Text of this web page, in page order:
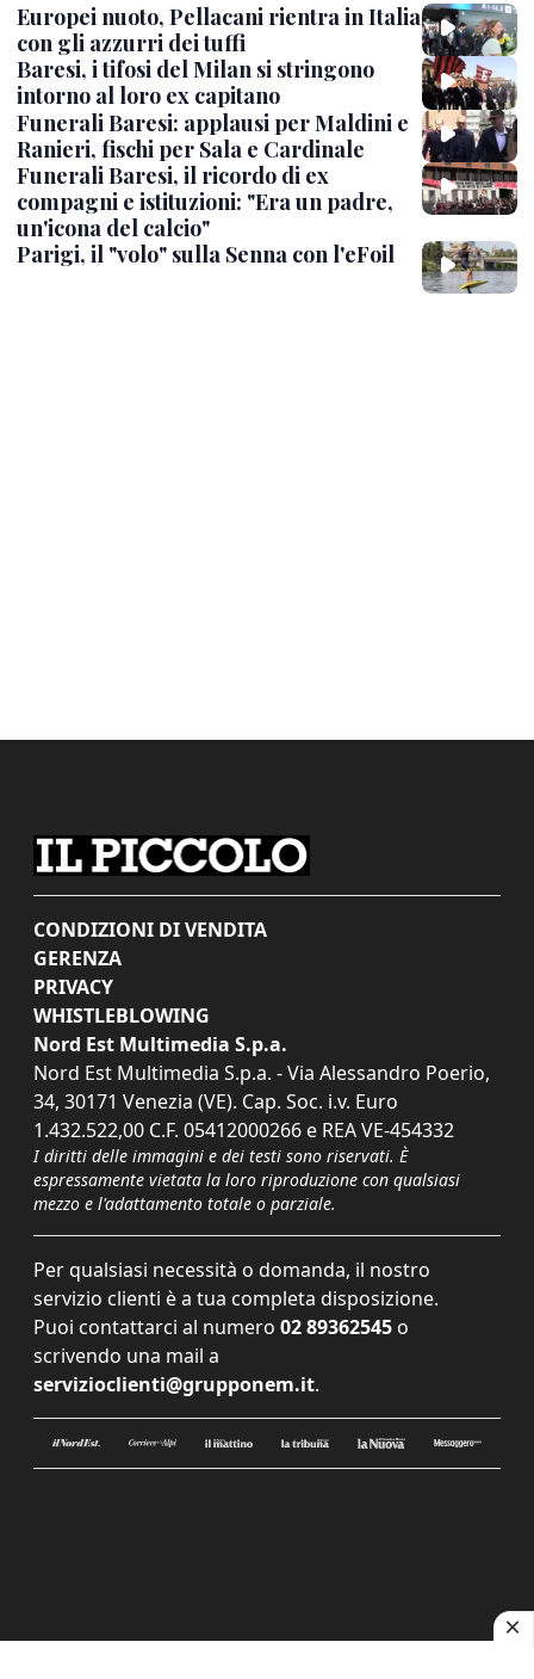
Europei nuoto, Pellacani rientra in Italia
con gli azzurri dei tuffi
Baresi, i tifosi del Milan si stringono
intorno al loro ex capitano
Funerali Baresi: applausi per Maldini e
Ranieri, fischi per Sala e Cardinale
Funerali Baresi, il ricordo di ex
compagni e istituzioni: "Era un padre,
un'icona del calcio"
Parigi, il "volo" sulla Senna con l'eFoil
CONDIZIONI DI VENDITA
GERENZA
PRIVACY
WHISTLEBLOWING
Nord Est Multimedia S.p.a.
Nord Est Multimedia S.p.a. - Via Alessandro Poerio,
34, 30171 Venezia (VE). Cap. Soc. i.v. Euro
1.432.522,00 C.F. 05412000266 e REA VE-454332
I diritti delle immagini e dei testi sono riservati. È
espressamente vietata la loro riproduzione con qualsiasi
mezzo e l'adattamento totale o parziale.
Per qualsiasi necessità o domanda, il nostro
servizio clienti è a tua completa disposizione.
Puoi contattarci al numero 02 89362545 o
scrivendo una mail a
servizioclienti@grupponem.it.